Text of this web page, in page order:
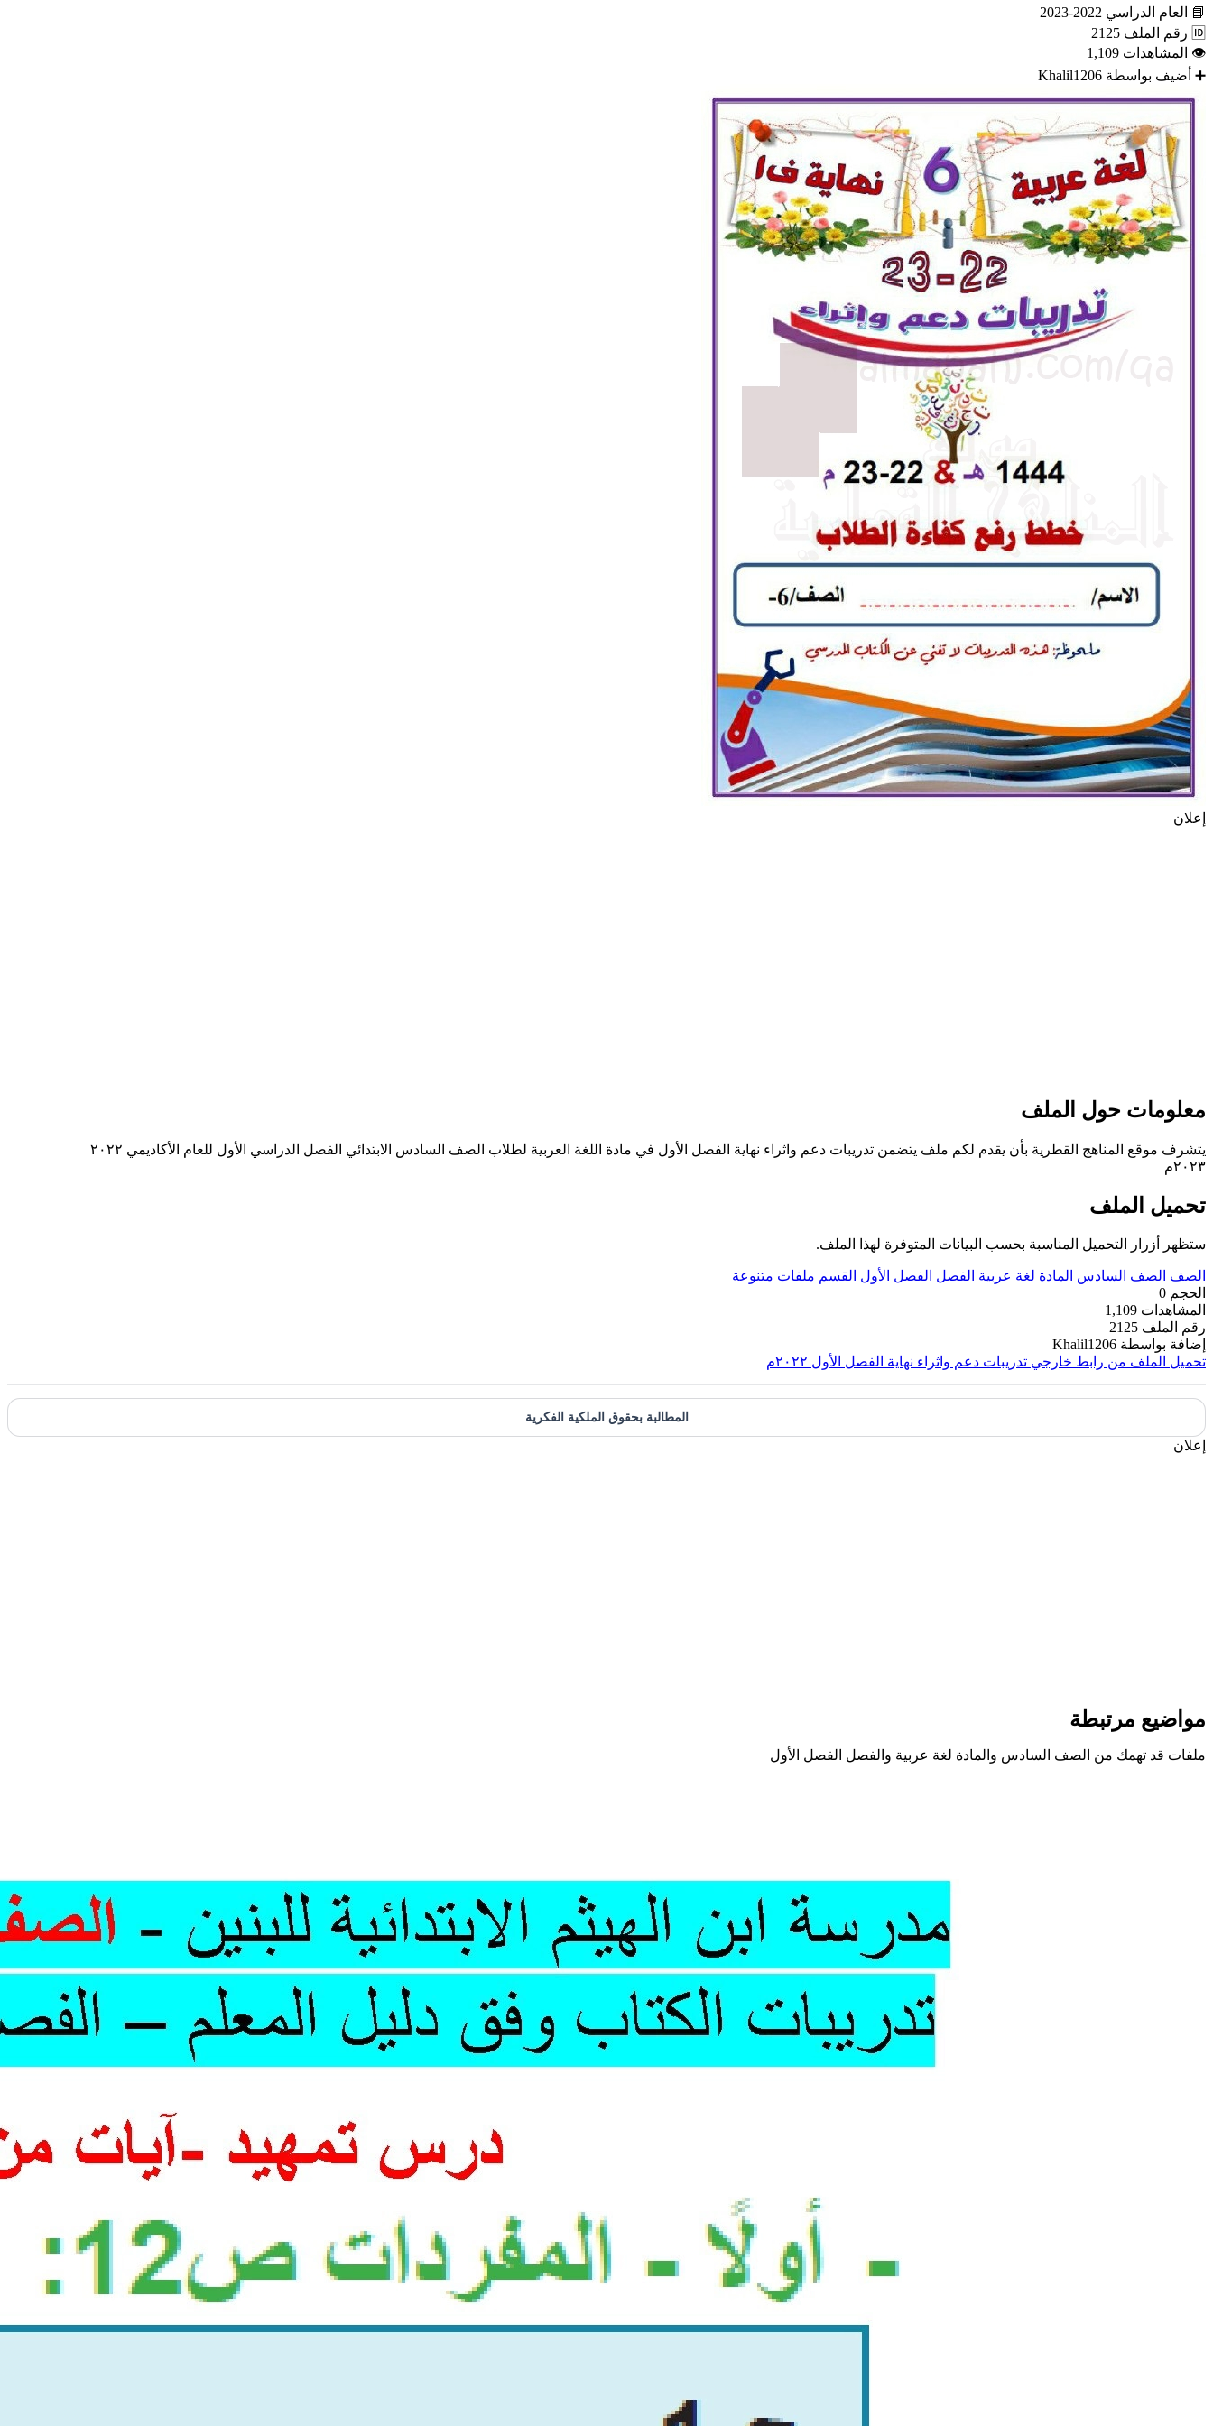
📘 العام الدراسي 2022-2023
🆔 رقم الملف 2125
👁 المشاهدات 1,109
➕ أضيف بواسطة Khalil1206
إعلان
معلومات حول الملف
يتشرف موقع المناهج القطرية بأن يقدم لكم ملف يتضمن تدريبات دعم واثراء نهاية الفصل الأول في مادة اللغة العربية لطلاب الصف السادس الابتدائي الفصل الدراسي الأول للعام الأكاديمي ٢٠٢٢
٢٠٢٣م
تحميل الملف
ستظهر أزرار التحميل المناسبة بحسب البيانات المتوفرة لهذا الملف.
الصف الصف السادس المادة لغة عربية الفصل الفصل الأول القسم ملفات متنوعة
الحجم 0
المشاهدات 1,109
رقم الملف 2125
إضافة بواسطة Khalil1206
تحميل الملف من رابط خارجي تدريبات دعم واثراء نهاية الفصل الأول ٢٠٢٢م
المطالبة بحقوق الملكية الفكرية
إعلان
مواضيع مرتبطة
ملفات قد تهمك من الصف السادس والمادة لغة عربية والفصل الفصل الأول